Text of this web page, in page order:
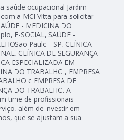
saúde ocupacional Jardim
a MCI Vitta para solicitar
- MEDICINA DO
E-SOCIAL, SAÚDE -
Paulo - SP, CLÍNICA
CLÍNICA DE SEGURANÇA
ESPECIALIZADA EM
DO TRABALHO , EMPRESA
e EMPRESA DE
DO TRABALHO. A
time de profissionais
além de investir em
que se ajustam a sua